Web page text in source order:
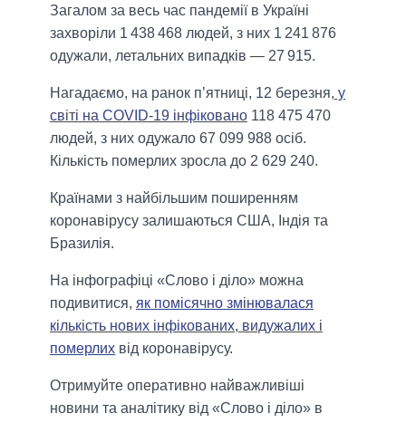
Загалом за весь час пандемії в Україні
захворіли 1 438 468 людей, з них 1 241 876
одужали, летальних випадків — 27 915.
Нагадаємо, на ранок п’ятниці, 12 березня, у
світі на COVID-19 інфіковано 118 475 470
людей, з них одужало 67 099 988 осіб.
Кількість померлих зросла до 2 629 240.
Країнами з найбільшим поширенням
коронавірусу залишаються США, Індія та
Бразилія.
На інфографіці «Слово і діло» можна
подивитися, як помісячно змінювалася
кількість нових інфікованих, видужалих і
померлих від коронавірусу.
Отримуйте оперативно найважливіші
новини та аналітику від «Слово і діло» в